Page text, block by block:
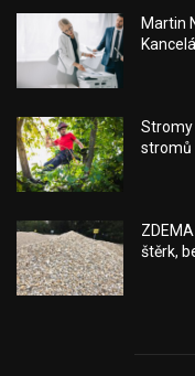
Martin
Stromy
stromů
štěrk,